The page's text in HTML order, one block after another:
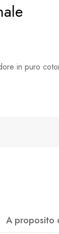
in puro
A proposito